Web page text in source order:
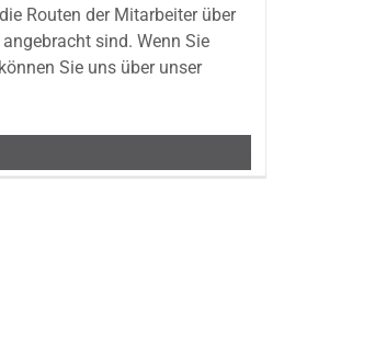
Routen der Mitarbeiter über
sind. Wenn Sie
Sie uns über unser